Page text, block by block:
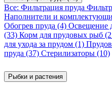
Все: Фильтрация пруда
Наполнители и
Обогрев пруда (4) Освещение
(33) Корм для прудовых рыб
для ухода за прудом (1)
пруда (37) Стерилизаторы (10)
Рыбки и растения